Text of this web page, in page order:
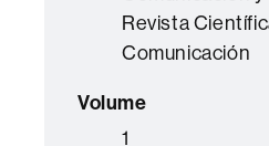
Revista
Comunicación
Volume
1